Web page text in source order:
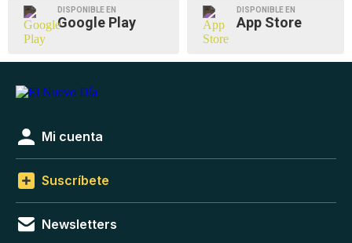
DISPONIBLE EN
Google Play
DISPONIBLE EN
App Store
Mi cuenta
Suscríbete
Newsletters